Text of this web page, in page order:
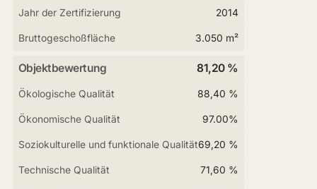
Jahr der Zertifizierung 2014
Bruttogeschoßfläche 3.050 m²
Objektbewertung 81,20 %
Ökologische Qualität 88,40 %
Ökonomische Qualität 97.00%
Soziokulturelle und funktionale Qualität69,20 %
Technische Qualität 71,60 %